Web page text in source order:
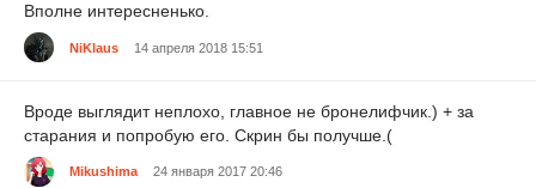
Вполне интересненько.
NiKlaus 14 апреля 2018 15:51
Вроде выглядит неплохо, главное не бронелифчик.) + за
старания и попробую его. Скрин бы получше.(
Mikushima 24 января 2017 20:46